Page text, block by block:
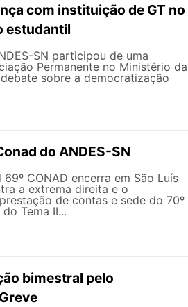
com instituição de GT no
estudantil
SN participou de uma
Permanente no Ministério da
sobre a democratização
do ANDES-SN
CONAD encerra em São Luís
a extrema direita e o
de contas e sede do 70º
Tema II...
bimestral pelo